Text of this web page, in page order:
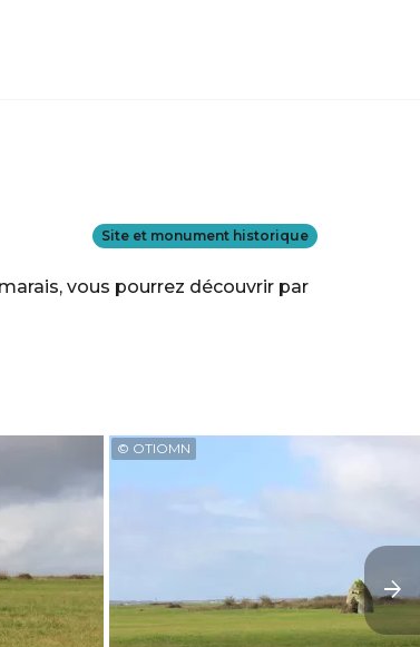
vous pourrez découvrir par
Site et monument historique
© OTIOMN